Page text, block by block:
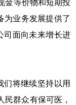
金等价物和短期投
为业务发展提供了
司面向未来增长进
们将继续坚持以用
民群众有保可医，